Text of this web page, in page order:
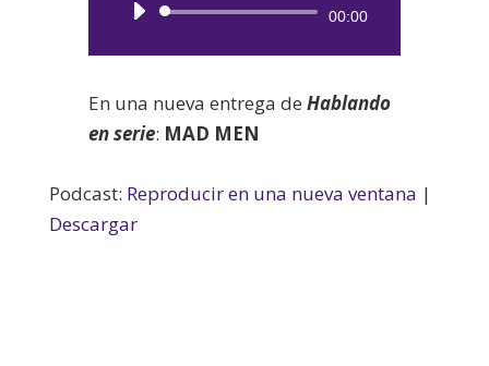
Reproductor
00:00
En una nueva entrega de Hablando
en serie: MAD MEN
Podcast: Reproducir en una nueva ventana |
Descargar